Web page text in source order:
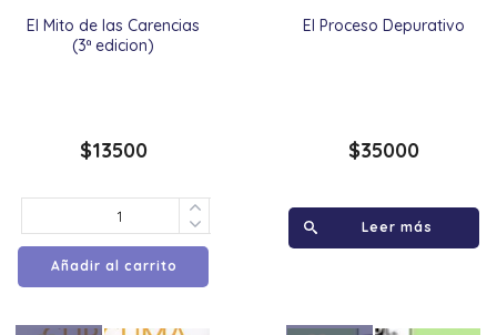
El Mito de las Carencias
(3ª edicion)
$13500
Añadir al carrito
El Proceso Depurativo
$35000
Leer más